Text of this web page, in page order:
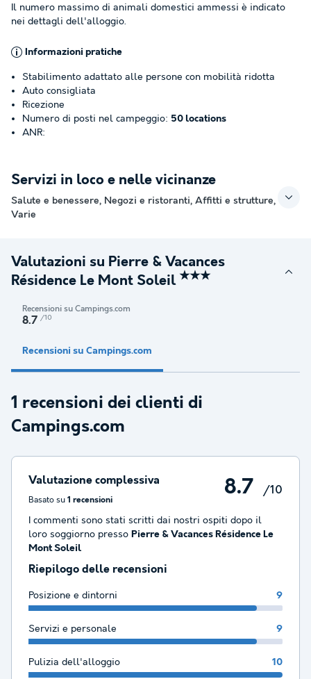
Il numero massimo di animali domestici ammessi è indicato
nei dettagli dell'alloggio.
Informazioni pratiche
Stabilimento adattato alle persone con mobilità ridotta
Auto consigliata
Ricezione
Numero di posti nel campeggio: 50 locations
ANR:
Servizi in loco e nelle vicinanze
Salute e benessere, Negozi e ristoranti, Affitti e strutture,
Varie
Valutazioni su Pierre & Vacances
Résidence Le Mont Soleil ★★★
Recensioni su Campings.com
8.7 /10
Recensioni su Campings.com
1 recensioni dei clienti di
Campings.com
Valutazione complessiva
Basato su 1 recensioni
8.7 /10
I commenti sono stati scritti dai nostri ospiti dopo il
loro soggiorno presso Pierre & Vacances Résidence Le
Mont Soleil
Riepilogo delle recensioni
Posizione e dintorni 9
Servizi e personale 9
Pulizia dell'alloggio 10